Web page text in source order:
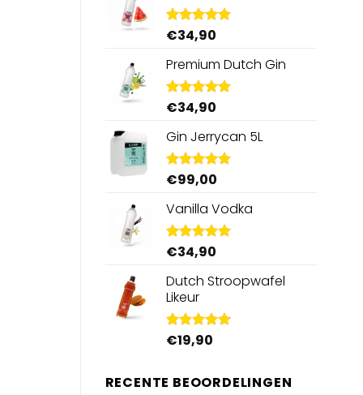
Gewaardeerd
uit 5
€34,90
Premium Dutch Gin
Gewaardeerd
uit 5
€34,90
Gin Jerrycan 5L
Gewaardeerd
uit 5
€99,00
Vanilla Vodka
Gewaardeerd
uit 5
€34,90
Dutch Stroopwafel
Likeur
Gewaardeerd
uit 5
€19,90
RECENTE BEOORDELINGEN